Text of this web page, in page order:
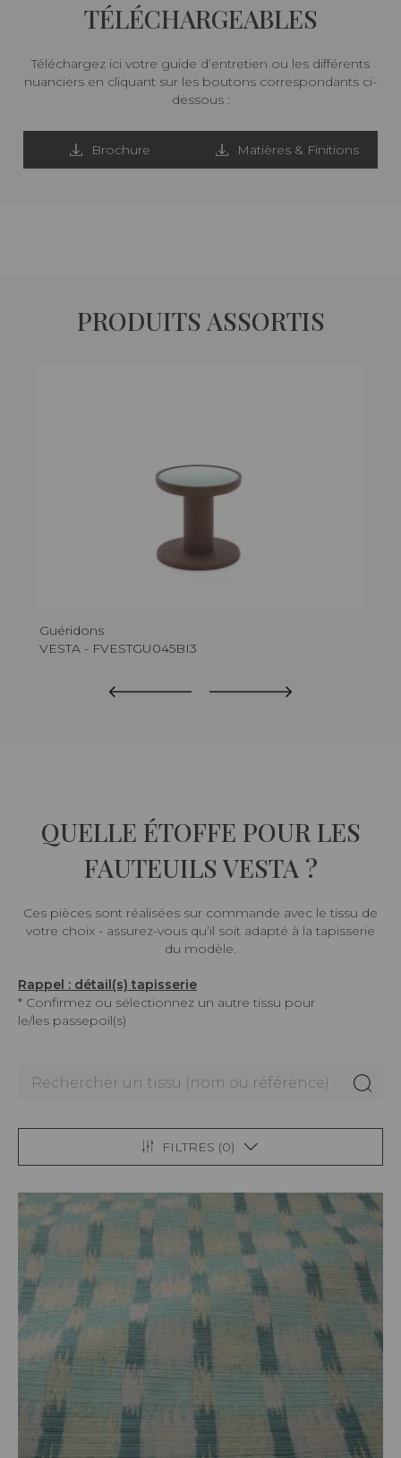
TÉLÉCHARGEABLES
Téléchargez ici votre guide d’entretien ou les différents
nuanciers en cliquant sur les boutons correspondants ci-
dessous :
Brochure Matières & Finitions
PRODUITS ASSORTIS
Guéridons
VESTA - FVESTGU045BI3
QUELLE ÉTOFFE POUR LES
FAUTEUILS VESTA ?
Ces pièces sont réalisées sur commande avec le tissu de
votre choix - assurez-vous qu’il soit adapté à la tapisserie
du modèle.
Rappel : détail(s) tapisserie
* Confirmez ou sélectionnez un autre tissu pour
le/les passepoil(s)
FILTRES (0)